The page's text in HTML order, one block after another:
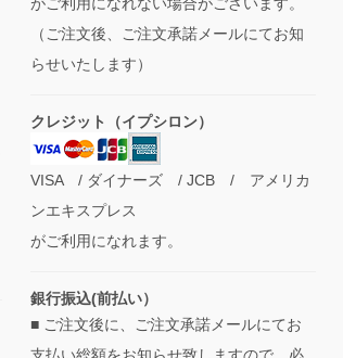
（ご注文後、ご注文承諾メールにてお知
らせいたします）
クレジット（イプシロン）
VISA / ダイナーズ / JCB / アメリカ
ンエキスプレス
がご利用になれます。
銀行振込(前払い）
■ ご注文後に、ご注文承諾メールにてお
支払い総額をお知らせ致しますので、必